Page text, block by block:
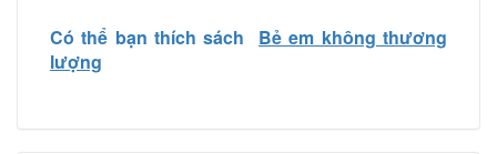
Có thể bạn thích sách
Bẻ em không thương
lượng